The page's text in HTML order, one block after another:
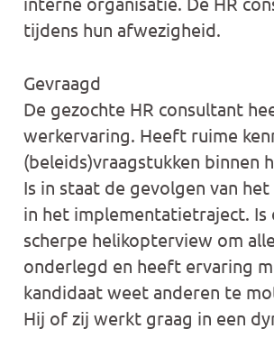
tijdens hun afwezigheid.
Gevraagd
De gezochte HR consultant
werkervaring. Heeft ruime
(beleids)vraagstukken binnen
Is in staat de gevolgen van
in het implementatietraject. Is
scherpe helikopterview om
onderlegd en heeft ervaring
kandidaat weet anderen te
Hij of zij werkt graag in een